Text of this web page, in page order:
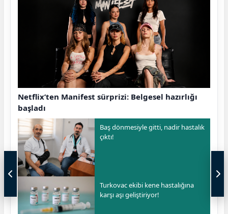
Netflix’ten Manifest sürprizi: Belgesel hazırlığı
başladı
Baş dönmesiyle gitti, nadir hastalık
çıktı!
Turkovac ekibi kene hastalığına
karşı aşı geliştiriyor!